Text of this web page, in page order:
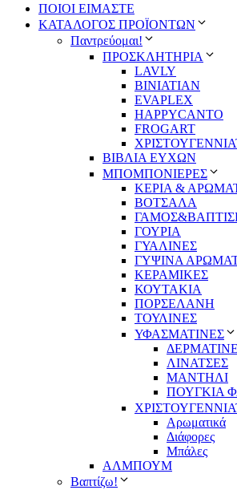
ΠΟΙΟΙ ΕΙΜΑΣΤΕ
ΚΑΤΑΛΟΓΟΣ ΠΡΟΪΟΝΤΩΝ
Παντρεύομαι!
ΠΡΟΣΚΛΗΤΗΡΙΑ
LAVLY
BINIATIAN
EVAPLEX
HAPPYCANTO
FROGART
ΒΙΒΛΙΑ ΕΥΧΩΝ
ΜΠΟΜΠΟΝΙΕΡΕΣ
ΚΕΡΙΑ &
ΒΟΤΣΑΛΑ
ΓΟΥΡΙΑ
ΓΥΑΛΙΝΕΣ
ΓΥΨΙΝΑ
ΚΕΡΑΜΙΚΕΣ
ΚΟΥΤΑΚΙΑ
ΠΟΡΣΕΛΑΝΗ
ΤΟΥΛΙΝΕΣ
ΥΦΑΣΜΑΤΙΝΕΣ
ΛΙΝΑΤΣΕΣ
ΜΑΝΤΗΛΙ
ΠΟΥΓΚΙΑ
Αρωματικά
Διάφορες
Μπάλες
ΑΛΜΠΟΥΜ
Βαπτίζω!